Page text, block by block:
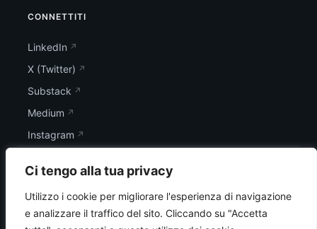
Ci tengo alla tua privacy
Utilizzo i cookie per migliorare l'esperienza di navigazione
e analizzare il traffico del sito. Cliccando su "Accetta
CONNETTITI
LinkedIn
X (Twitter)
Substack
Medium
Instagram